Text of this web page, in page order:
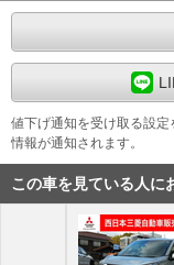
値下げ通知を受け取る設
情報が通知されます。
この車を見ている人に